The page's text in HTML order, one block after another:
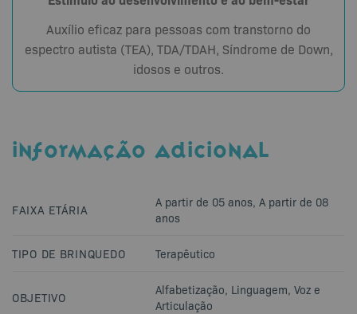
Auxílio eficaz para pessoas com transtorno do
espectro autista (TEA), TDA/TDAH, Síndrome de Down,
idosos e outros.
INFORMAÇÃO ADICIONAL
FAIXA ETÁRIA A partir de 05 anos, A partir de 08
anos
TIPO DE BRINQUEDO Terapêutico
OBJETIVO Alfabetização, Linguagem, Voz e
Articulação